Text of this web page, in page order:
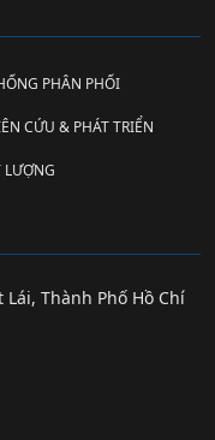
PHÂN PHỐI
CỨU & PHÁT TRIỂN
LƯỢNG
Thành Phố Hồ Chí